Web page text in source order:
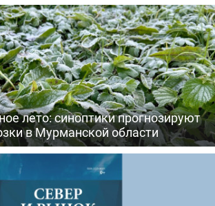
лето: синоптики прогнозируют
в Мурманской области